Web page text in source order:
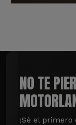
NO TE
¡Sé el